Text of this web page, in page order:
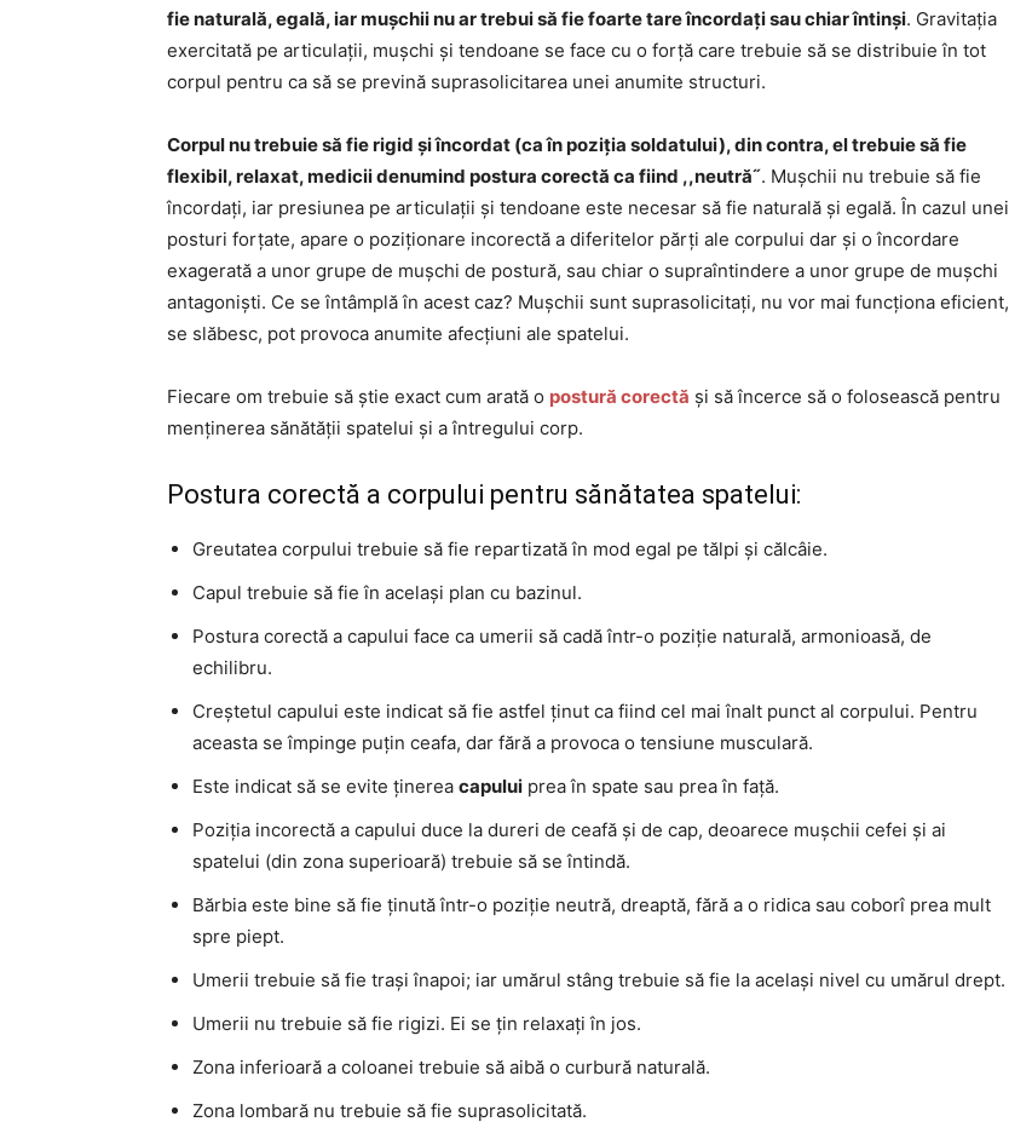
fie naturală, egală, iar mușchii nu ar trebui să fie foarte tare încordați sau chiar întinși. Gravitația
exercitată pe articulații, mușchi și tendoane se face cu o forță care trebuie să se distribuie în tot
corpul pentru ca să se prevină suprasolicitarea unei anumite structuri.
Corpul nu trebuie să fie rigid și încordat (ca în poziția soldatului), din contra, el trebuie să fie
flexibil, relaxat, medicii denumind postura corectă ca fiind ,,neutră˝. Mușchii nu trebuie să fie
încordați, iar presiunea pe articulații și tendoane este necesar să fie naturală și egală. În cazul unei
posturi forțate, apare o poziționare incorectă a diferitelor părți ale corpului dar și o încordare
exagerată a unor grupe de mușchi de postură, sau chiar o supraîntindere a unor grupe de mușchi
antagoniști. Ce se întâmplă în acest caz? Mușchii sunt suprasolicitați, nu vor mai funcționa eficient,
se slăbesc, pot provoca anumite afecțiuni ale spatelui.
Fiecare om trebuie să știe exact cum arată o postură corectă și să încerce să o folosească pentru
menținerea sănătății spatelui și a întregului corp.
Postura corectă a corpului pentru sănătatea spatelui:
Greutatea corpului trebuie să fie repartizată în mod egal pe tălpi și călcâie.
Capul trebuie să fie în același plan cu bazinul.
Postura corectă a capului face ca umerii să cadă într-o poziție naturală, armonioasă, de
echilibru.
Creștetul capului este indicat să fie astfel ținut ca fiind cel mai înalt punct al corpului. Pentru
aceasta se împinge puțin ceafa, dar fără a provoca o tensiune musculară.
Este indicat să se evite ținerea capului prea în spate sau prea în față.
Poziția incorectă a capului duce la dureri de ceafă și de cap, deoarece mușchii cefei și ai
spatelui (din zona superioară) trebuie să se întindă.
Bărbia este bine să fie ținută într-o poziție neutră, dreaptă, fără a o ridica sau coborî prea mult
spre piept.
Umerii trebuie să fie trași înapoi; iar umărul stâng trebuie să fie la același nivel cu umărul drept.
Umerii nu trebuie să fie rigizi. Ei se țin relaxați în jos.
Zona inferioară a coloanei trebuie să aibă o curbură naturală.
Zona lombară nu trebuie să fie suprasolicitată.